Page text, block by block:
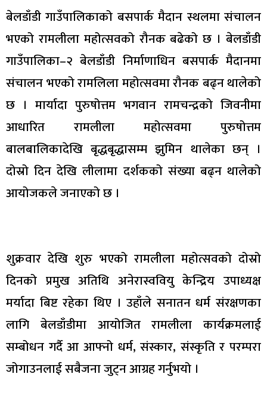
बेलडाँडी गाउँपालिकाको बसपार्क मैदान स्थलमा संचालन
भएको रामलीला महोत्सवको रौनक बढेको छ । बेलडाँडी
गाउँपालिका–२ बेलडाँडी निर्माणाधिन बसपार्क मैदानमा
संचालन भएको रामलिला महोत्सवमा रौनक बढ्न थालेको
छ । मार्यादा पुरुषोत्तम भगवान रामचन्द्रको जिवनीमा
आधारित रामलीला महोत्सवमा पुरुषोत्तम
बालबालिकादेखि बृद्धबृद्धासम्म झुमिन थालेका छन् ।
दोस्रो दिन देखि लीलामा दर्शकको संख्या बढ्न थालेको
आयोजकले जनाएको छ ।
शुक्रवार देखि शुरु भएको रामलीला महोत्सवको दोस्रो
दिनको प्रमुख अतिथि अनेरास्ववियु केन्द्रिय उपाध्यक्ष
मर्यादा बिष्ट रहेका थिए । उहाँले सनातन धर्म संरक्षणका
लागि बेलडाँडीमा आयोजित रामलीला कार्यक्रमलाई
सम्बोधन गर्दै आ आफ्नो धर्म, संस्कार, संस्कृति र परम्परा
जोगाउनलाई सबैजना जुट्न आग्रह गर्नुभयो ।